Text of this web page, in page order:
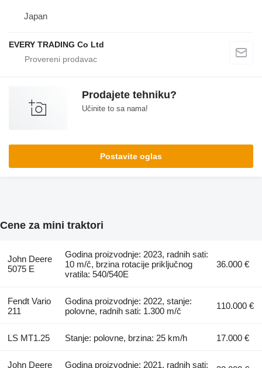
Japan
EVERY TRADING Co Ltd
Prodajete tehniku?
Učinite to sa nama!
Postavite oglas
Cene za mini traktori
John Deere
5075 E
Godina proizvodnje: 2023, radnih sati:
10 m/č, brzina rotacije priključnog
vratila: 540/540E
36.000 €
Fendt Vario
211
Godina proizvodnje: 2022, stanje:
polovne, radnih sati: 1.300 m/č
110.000 €
LS MT1.25 Stanje: polovne, brzina: 25 km/h 17.000 €
John Deere Godina proizvodnje: 2021, radnih sati: